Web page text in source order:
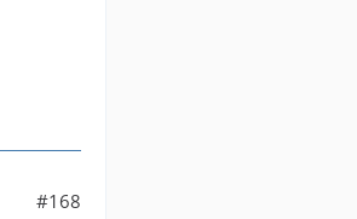
#168